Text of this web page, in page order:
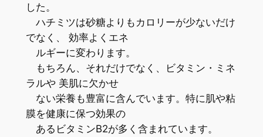
した。
ハチミツは砂糖よりもカロリーが少ないだけ
でなく、 効率よくエネ
ルギーに変わります。
もちろん、それだけでなく、ビタミン・ミネ
ラルや 美肌に欠かせ
ない栄養も豊富に含んでいます。特に肌や粘
膜を健康に保つ効果の
あるビタミンB2が多く含まれています。